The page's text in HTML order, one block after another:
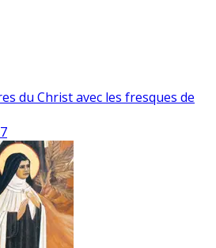
du Christ avec les fresques de